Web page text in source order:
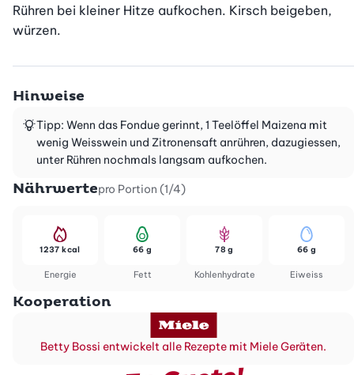
Rühren bei kleiner Hitze aufkochen. Kirsch beigeben,
würzen.
Hinweise
Tipp: Wenn das Fondue gerinnt, 1 Teelöffel Maizena mit
wenig Weisswein und Zitronensaft anrühren, dazugiessen,
unter Rühren nochmals langsam aufkochen.
Nährwertepro Portion (1/4)
Energie
1237 kcal
Fett
66 g
Kohlenhydrate
78 g
Eiweiss
66 g
Kooperation
Betty Bossi entwickelt alle Rezepte mit Miele Geräten.